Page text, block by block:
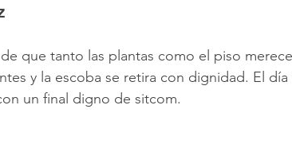
que tanto las plantas como el piso
y la escoba se retira con dignidad. El
un final digno de sitcom.